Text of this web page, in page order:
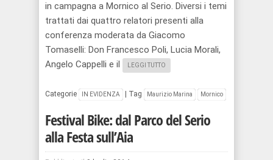
in campagna a Mornico al Serio. Diversi i temi
trattati dai quattro relatori presenti alla
conferenza moderata da Giacomo
Tomaselli: Don Francesco Poli, Lucia Morali,
Angelo Cappelli e il
LEGGI TUTTO
Categorie IN EVIDENZA | Tag Maurizio Marina Mornico
Festival Bike: dal Parco del Serio
alla Festa sull’Aia